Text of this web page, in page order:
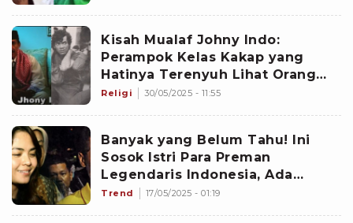
Kisah Mualaf Johny Indo:
Perampok Kelas Kakap yang
Hatinya Terenyuh Lihat Orang
Miskin, Pilih Masuk Islam di Masa
Religi 30/05/2025 - 11:55
Banyak yang Belum Tahu! Ini
Sosok Istri Para Preman
Legendaris Indonesia, Ada
Belahan Jiwa Hercules hingga...
Trend 17/05/2025 - 01:19